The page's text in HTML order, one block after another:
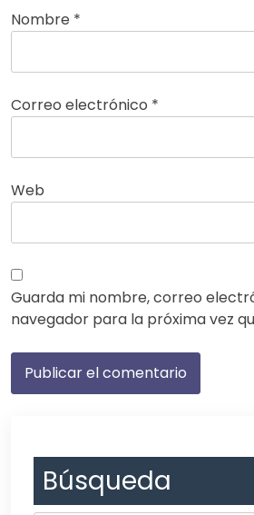
Nombre *
Correo electrónico *
Web
Guarda mi nombre, correo
navegador para la próxima vez
Búsqueda